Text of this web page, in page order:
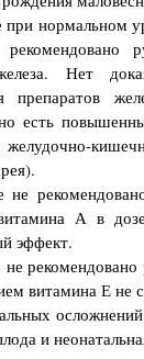
нормальном
Нет
препаратов
есть
не
А в
эффект.
рекомендовано
витамина Е не
и